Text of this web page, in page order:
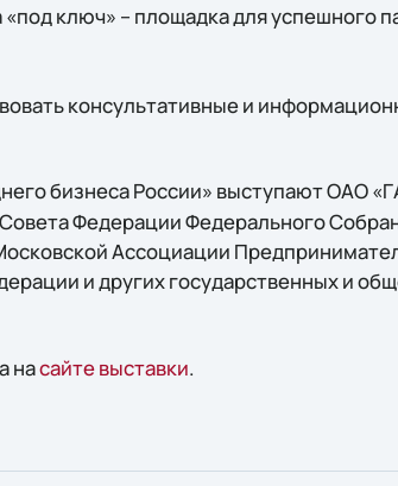
ключ» – площадка для успешного
консультативные и
бизнеса России» выступают ОАО
Федерации Федерального
Ассоциации
и других государственных и
насайте выставки.